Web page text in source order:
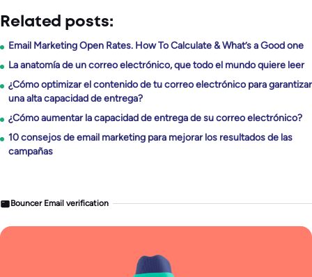
Related posts:
Email Marketing Open Rates. How To Calculate & What’s a Good one
La anatomía de un correo electrónico, que todo el mundo quiere leer
¿Cómo optimizar el contenido de tu correo electrónico para garantizar
una alta capacidad de entrega?
¿Cómo aumentar la capacidad de entrega de su correo electrónico?
10 consejos de email marketing para mejorar los resultados de las
campañas
Bouncer Email verification